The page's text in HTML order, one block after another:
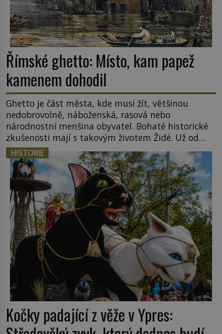
Římské ghetto: Místo, kam papež
kamenem dohodil
Ghetto je část města, kde musí žít, většinou
nedobrovolně, náboženská, rasová nebo
národnostní menšina obyvatel. Bohaté historické
zkušenosti mají s takovým životem Židé. Už od
středověku jsou totiž v každou chvíli nuceni v
nějakém žít. Mezi ty nejslavnější patří i římské
ghetto založené v roce 1555. Pokud jde o vztah
k Židům, nemá se Řím čím chlubit. […]
HISTORIE
Kočky padající z věže v Ypres: